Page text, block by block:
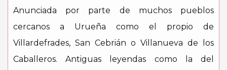
Anunciada por parte de muchos pueblos
cercanos a Urueña como el propio de
Villardefrades, San Cebrián o Villanueva de los
Caballeros. Antiguas leyendas como la del